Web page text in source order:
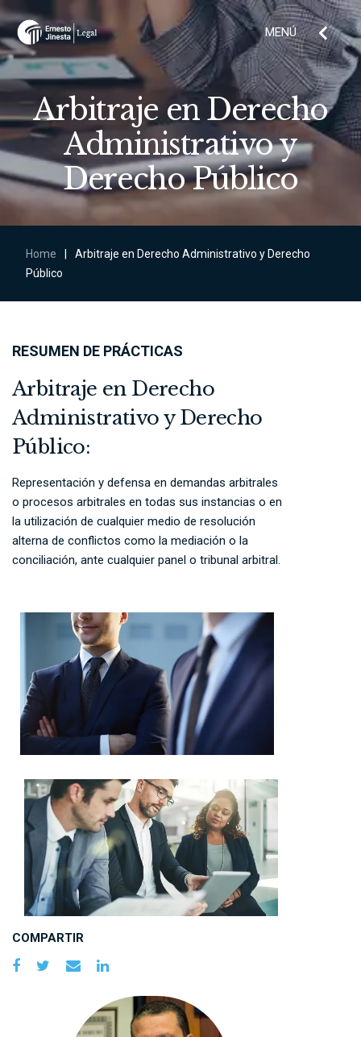
MENÚ
Arbitraje en Derecho
Administrativo y
Derecho Público
Home
Arbitraje en Derecho Administrativo y Derecho
Público
RESUMEN DE PRÁCTICAS
Arbitraje en Derecho
Administrativo y Derecho
Público:
Representación y defensa en demandas arbitrales
o procesos arbitrales en todas sus instancias o en
la utilización de cualquier medio de resolución
alterna de conflictos como la mediación o la
conciliación, ante cualquier panel o tribunal arbitral.
COMPARTIR